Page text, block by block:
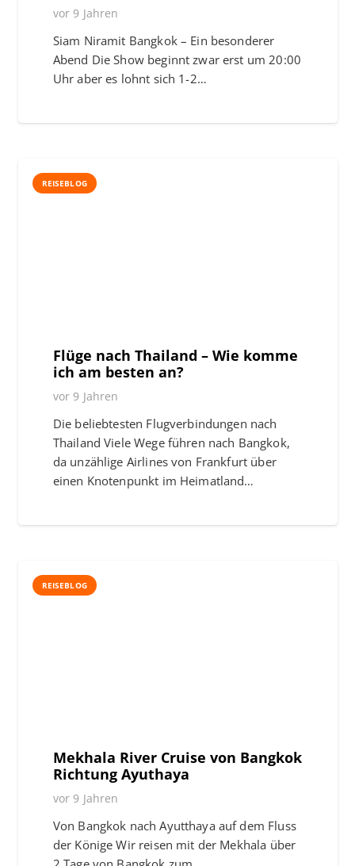
vor 9 Jahren
Siam Niramit Bangkok – Ein besonderer
Abend Die Show beginnt zwar erst um 20:00
Uhr aber es lohnt sich 1-2…
REISEBLOG
Flüge nach Thailand – Wie komme
ich am besten an?
vor 9 Jahren
Die beliebtesten Flugverbindungen nach
Thailand Viele Wege führen nach Bangkok,
da unzählige Airlines von Frankfurt über
einen Knotenpunkt im Heimatland…
REISEBLOG
Mekhala River Cruise von Bangkok
Richtung Ayuthaya
vor 9 Jahren
Von Bangkok nach Ayutthaya auf dem Fluss
der Könige Wir reisen mit der Mekhala über